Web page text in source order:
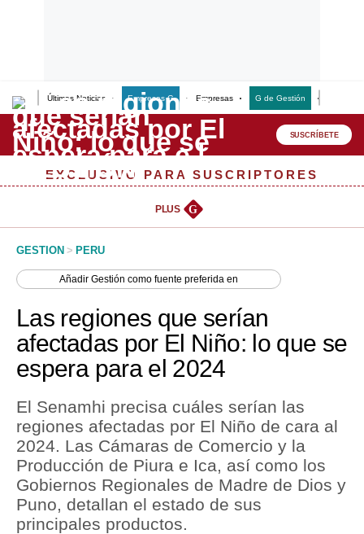
Últimas Noticias Empresas G Empresas G de Gestión
Lo último
Peru Quiosco
Management & Empleo
Perú
Política
Finanzas Personales
Inmobiliarias
Plus G
Opinión
SUSCRÍBETE
EXCLUSIVO PARA SUSCRIPTORES
PLUS G
GESTION > PERU
AñadirGestión como fuente preferida en
Las regiones que serían
afectadas por El Niño: lo que se
espera para el 2024
El Senamhi precisa cuáles serían las
regiones afectadas por El Niño de cara al
2024. Las Cámaras de Comercio y la
Producción de Piura e Ica, así como los
Gobiernos Regionales de Madre de Dios y
Puno, detallan el estado de sus
principales productos.